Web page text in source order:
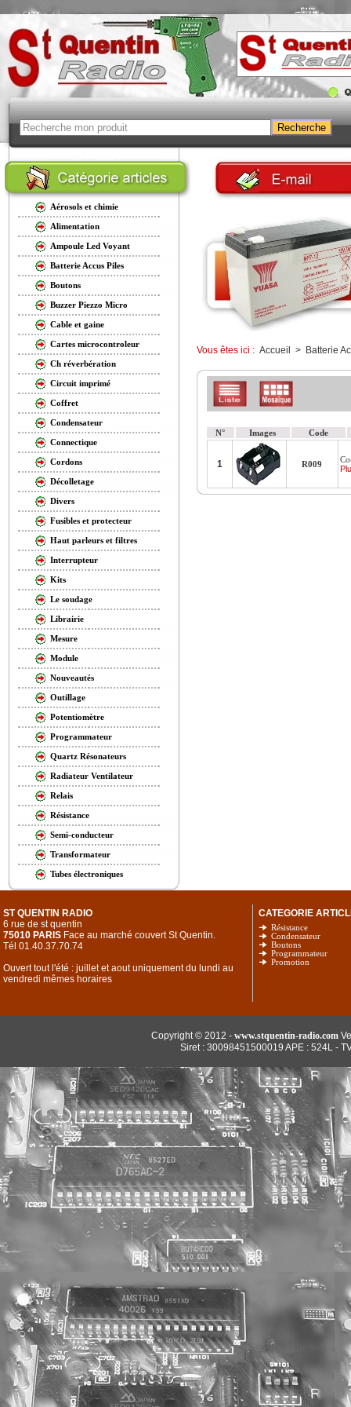
Aérosols et chimie
Alimentation
Ampoule Led Voyant
Batterie Accus Piles
Boutons
Buzzer Piezzo Micro
Cable et gaine
Cartes microcontroleur
Ch réverbération
Circuit imprimé
Coffret
Condensateur
Connectique
Cordons
Décolletage
Divers
Fusibles et protecteur
Haut parleurs et filtres
Interrupteur
Kits
Le soudage
Librairie
Mesure
Module
Nouveautés
Outillage
Potentiomètre
Programmateur
Quartz Résonateurs
Radiateur Ventilateur
Relais
Résistance
Semi-conducteur
Transformateur
Tubes électroniques
Vous êtes ici : Accueil > Batterie
N° Images Code
1 R009
ST QUENTIN RADIO
6 rue de st quentin
75010 PARIS Face au marché couvert St Quentin.
Tél 01.40.37.70.74
Ouvert tout l'été : juillet et aout uniquement du lundi au
vendredi mêmes horaires
CATEGORIE
Résistance
Condensateur
Boutons
Programmateur
Promotion
Copyright © 2012 - www.stquentin-radio.com
Siret : 30098451500019 APE : 524L -